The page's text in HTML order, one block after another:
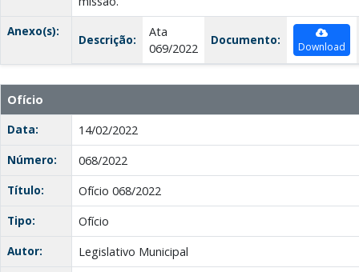
Anexo(s):
Descrição:
Ata
069/2022
Documento: Download
Ofício
Data:
14/02/2022
Número:
068/2022
Título:
Ofício 068/2022
Tipo:
Ofício
Autor:
Legislativo Municipal